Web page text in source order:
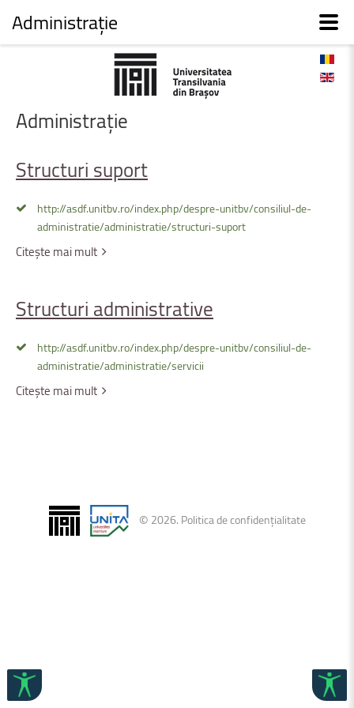
Administrație
Structuri suport
http://asdf.unitbv.ro/index.php/despre-unitbv/consiliul-de-
administratie/administratie/structuri-suport
Citește mai mult
Structuri administrative
http://asdf.unitbv.ro/index.php/despre-unitbv/consiliul-de-
administratie/administratie/servicii
Citește mai mult
© 2026. Politica de confidențialitate
Administrație